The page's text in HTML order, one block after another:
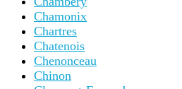
Chamonix
Chartres
Chatenois
Chenonceau
Chinon